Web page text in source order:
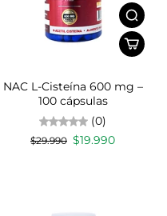
NAC L-Cisteína 600 mg –
100 cápsulas
(0)
$29.990 $19.990